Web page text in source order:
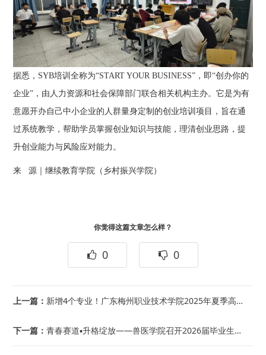
据悉，SYB培训全称为“START YOUR BUSINESS”，即“创办你的
企业”，由人力资源和社会保障部门联合相关机构主办。它是为有
意愿开办自己中小企业的人群量身定制的创业培训项目，旨在通
过系统教学，帮助学员掌握创业知识与技能，理清创业思路，提
升创业能力与风险应对能力。
来 源｜继续教育学院（乡村振兴学院）
你觉得这篇文章怎么样？
0 0
上一篇： 新增4个专业！广东梅州职业技术学院2025年夏季高考招生计划权威发布！
下一篇：青春赛道▪升格绽放——兽医学院召开2026届毕业生指导交流会